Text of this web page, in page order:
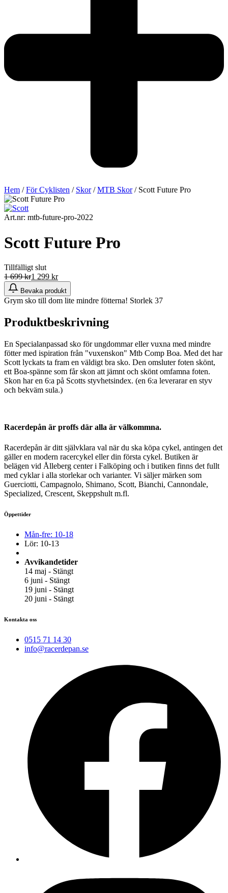
Hem /För Cyklisten / Skor/MTB Skor/ Scott Future Pro
Art.nr: mtb-future-pro-2022
Scott Future Pro
Tillfälligt slut
1 699kr1 299 kr
Bevaka produkt
Grym sko till dom lite mindre fötterna! Storlek 37
Produktbeskrivning
En Specialanpassad sko för ungdommar eller vuxna med mindre
fötter med ispiration från "vuxenskon" Mtb Comp Boa. Med det har
Scott lyckats ta fram en väldigt bra sko. Den omsluter foten skönt,
ett Boa-spänne som får skon att jämnt och skönt omfamna foten.
Skon har en 6:a på Scotts styvhetsindex. (en 6:a leverarar en styv
och bekväm sula.)
Racerdepån är proffs där alla är välkommna.
Racerdepån är ditt självklara val när du ska köpa cykel, antingen det
gäller en modern racercykel eller din första cykel. Butiken är
belägen vid Ålleberg center i Falköping och i butiken finns det fullt
med cyklar i alla storlekar och varianter. Vi säljer märken som
Guerciotti, Campagnolo, Shimano, Scott, Bianchi, Cannondale,
Specialized, Crescent, Skeppshult m.fl.
Öppettider
Mån-fre: 10-18
Lör: 10-13
Avvikandetider
14 maj - Stängt
6 juni - Stängt
19 juni - Stängt
20 juni - Stängt
Kontakta oss
0515 71 14 30
info@racerdepan.se